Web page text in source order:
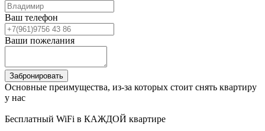
Ваш телефон
Ваши пожелания
Основные преимущества, из-за которых стоит снять квартиру
у нас
Бесплатный WiFi в КАЖДОЙ квартире